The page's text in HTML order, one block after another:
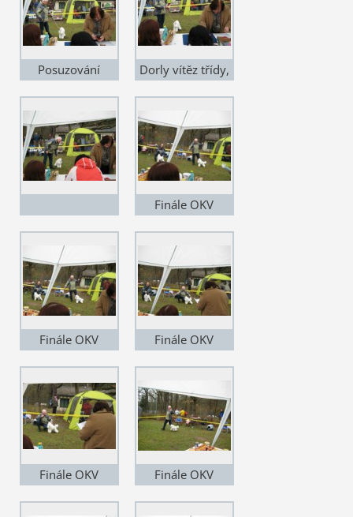
Posuzování
Dorly vítěz třídy,
Finále OKV
Finále OKV Finále OKV
Finále OKV Finále OKV